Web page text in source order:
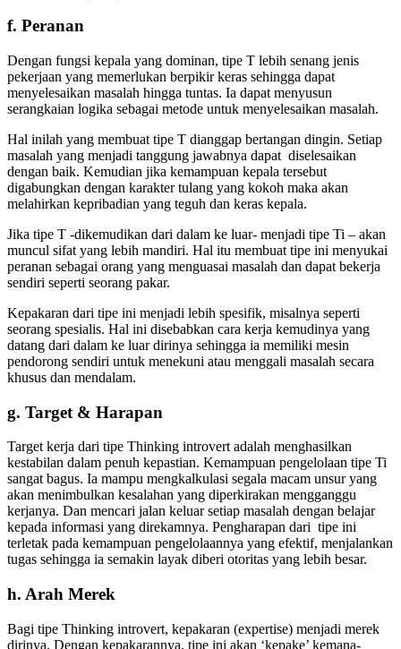
f. Peranan
Dengan fungsi kepala yang dominan, tipe T lebih senang jenis
pekerjaan yang memerlukan berpikir keras sehingga dapat
menyelesaikan masalah hingga tuntas. Ia dapat menyusun
serangkaian logika sebagai metode untuk menyelesaikan masalah.
Hal inilah yang membuat tipe T dianggap bertangan dingin. Setiap
masalah yang menjadi tanggung jawabnya dapat diselesaikan
dengan baik. Kemudian jika kemampuan kepala tersebut
digabungkan dengan karakter tulang yang kokoh maka akan
melahirkan kepribadian yang teguh dan keras kepala.
Jika tipe T -dikemudikan dari dalam ke luar- menjadi tipe Ti – akan
muncul sifat yang lebih mandiri. Hal itu membuat tipe ini menyukai
peranan sebagai orang yang menguasai masalah dan dapat bekerja
sendiri seperti seorang pakar.
Kepakaran dari tipe ini menjadi lebih spesifik, misalnya seperti
seorang spesialis. Hal ini disebabkan cara kerja kemudinya yang
datang dari dalam ke luar dirinya sehingga ia memiliki mesin
pendorong sendiri untuk menekuni atau menggali masalah secara
khusus dan mendalam.
g. Target & Harapan
Target kerja dari tipe Thinking introvert adalah menghasilkan
kestabilan dalam penuh kepastian. Kemampuan pengelolaan tipe Ti
sangat bagus. Ia mampu mengkalkulasi segala macam unsur yang
akan menimbulkan kesalahan yang diperkirakan mengganggu
kerjanya. Dan mencari jalan keluar setiap masalah dengan belajar
kepada informasi yang direkamnya. Pengharapan dari tipe ini
terletak pada kemampuan pengelolaannya yang efektif, menjalankan
tugas sehingga ia semakin layak diberi otoritas yang lebih besar.
h. Arah Merek
Bagi tipe Thinking introvert, kepakaran (expertise) menjadi merek
dirinya. Dengan kepakarannya, tipe ini akan ‘kepake’ kemana-